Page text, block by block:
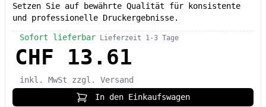
Setzen Sie auf bewährte Qualität für konsistente
und professionelle Druckergebnisse.
Sofort lieferbar Lieferzeit 1-3 Tage
CHF 13.61
inkl. MwSt
zzgl. Versand
In den Einkaufswagen